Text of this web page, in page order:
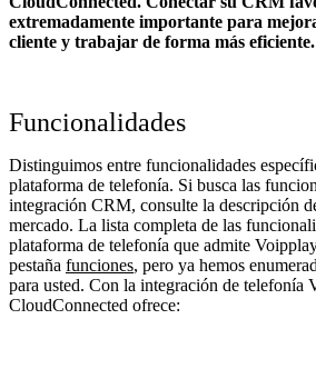
extremadamente importante para
cliente y trabajar de forma más eficiente.
Funcionalidades
Distinguimos entre funcionalidades
plataforma de telefonía. Si busca las
integración CRM, consulte la descripción
mercado. La lista completa de las
plataforma de telefonía que admite
pestaña funciones, pero ya hemos
para usted. Con la integración de telefonía
CloudConnected ofrece: